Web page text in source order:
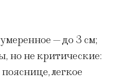
— до 3 см;
но не критические:
легкое